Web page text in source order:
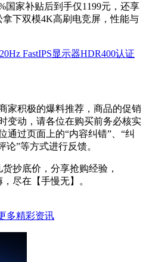
国家补贴后到手仅1199元，还享
下双模4K高刷电竞屏，性能与
FastIPS显示器HDR400认证
家积极的爆料推荐，商品的促销
变动，请各位在购买前务必核实
通过页面上的“内容纠错”、“纠
论”等方式进行反馈。
抄底价，分享抢购经验，
尽在【手慢无】。
多精彩资讯